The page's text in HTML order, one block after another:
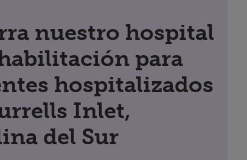
nuestro hospital
para
hospitalizados
Inlet,
del Sur